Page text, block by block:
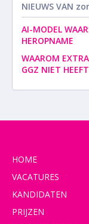
NIEUWS VAN
AI-MODEL
HEROPNAME
WAAROM
GGZ NIET
HOME
VACATURES
KANDIDATEN
PRIJZEN